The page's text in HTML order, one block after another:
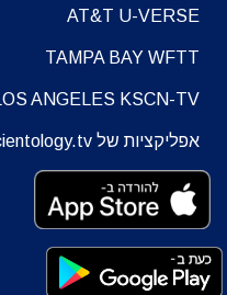
AT&T U-VERSE
TAMPA BAY WFTT
LOS ANGELES KSCN-TV
אפליקציות של Scientology.tv